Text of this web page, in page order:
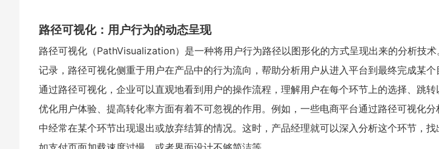
路径可视化：用户行为的动态呈现
路径可视化（PathVisualization）是一种将用户行为路径以图形化的方式呈现出来的分析技
记录，路径可视化侧重于用户在产品中的行为流向，帮助分析用户从进入平台到最终完成某个
通过路径可视化，企业可以直观地看到用户的操作流程，理解用户在每个环节上的选择、跳
优化用户体验、提高转化率方面有着不可忽视的作用。例如，一些电商平台通过路径可视化
中经常在某个环节出现退出或放弃结算的情况。这时，产品经理就可以深入分析这个环节，找